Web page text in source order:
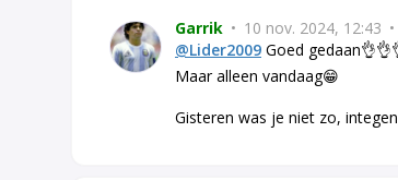
Garrik • 10 nov. 2024, 12:43 •
@Lider2009 Goed
Maar alleen vandaag😁
Gisteren was je niet zo,